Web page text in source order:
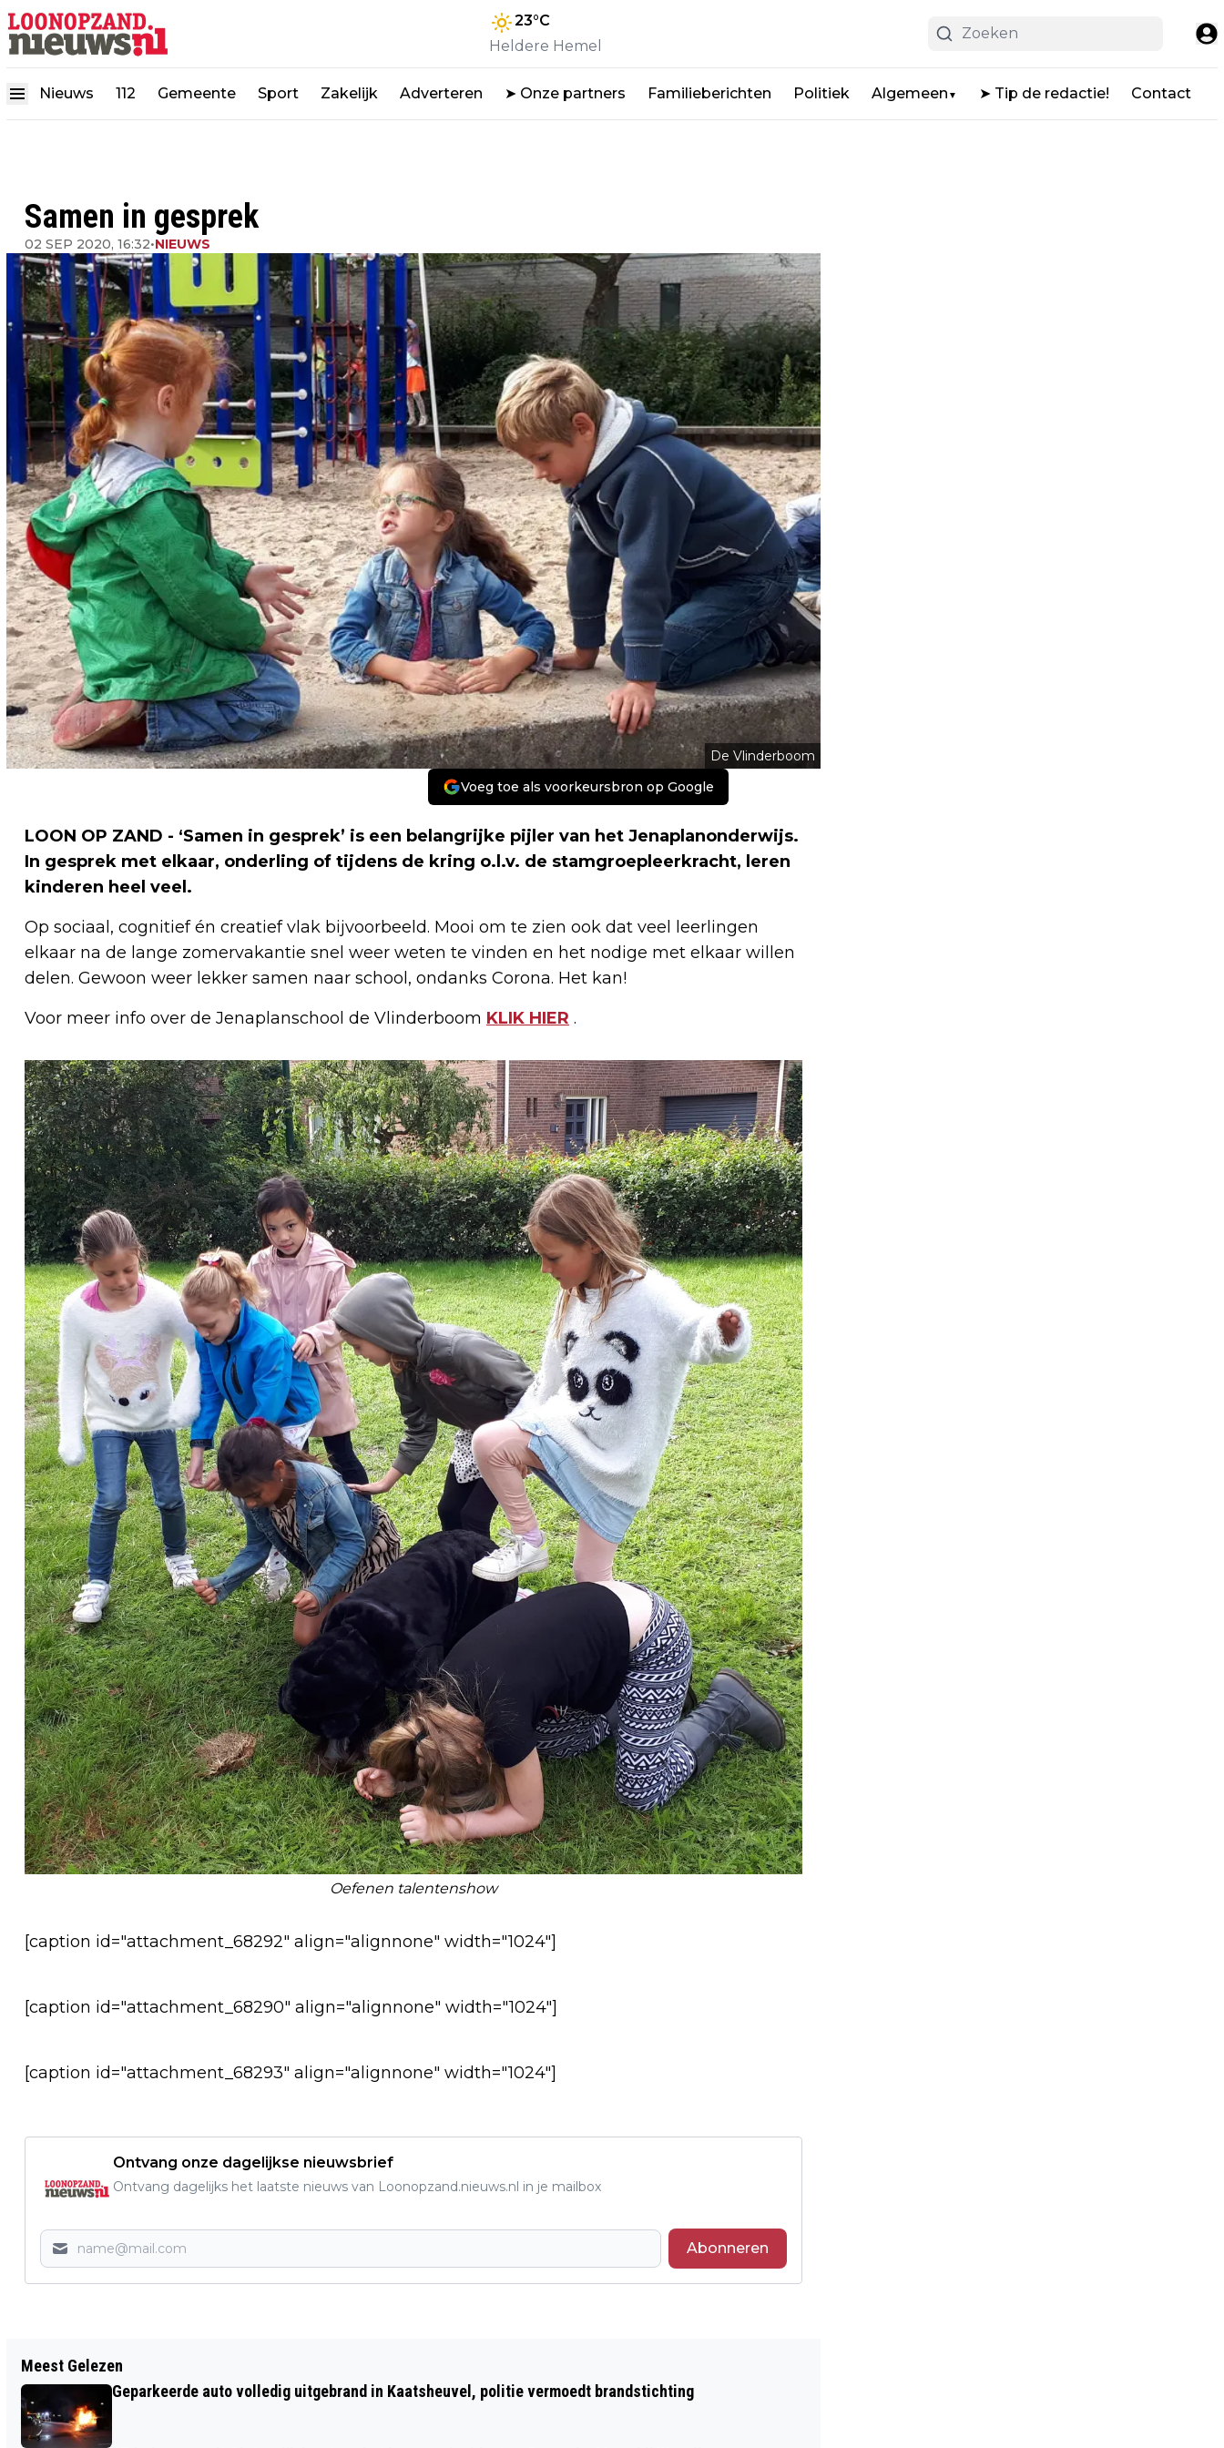
23°C
Heldere Hemel
Nieuws 112 Gemeente Sport Zakelijk Adverteren ➤ Onze partners Familieberichten Politiek Algemeen ▼ ➤ Tip de redactie! Contact
Samen in gesprek
02 SEP 2020, 16:32•NIEUWS
De Vlinderboom
Voeg toe als voorkeursbron op Google
LOON OP ZAND - ‘Samen in gesprek’ is een belangrijke pijler van het Jenaplanonderwijs.
In gesprek met elkaar, onderling of tijdens de kring o.l.v. de stamgroepleerkracht, leren
kinderen heel veel.
Op sociaal, cognitief én creatief vlak bijvoorbeeld. Mooi om te zien ook dat veel leerlingen
elkaar na de lange zomervakantie snel weer weten te vinden en het nodige met elkaar willen
delen. Gewoon weer lekker samen naar school, ondanks Corona. Het kan!
Voor meer info over de Jenaplanschool de Vlinderboom KLIK HIER .
Oefenen talentenshow
[caption id="attachment_68292" align="alignnone" width="1024"]
[caption id="attachment_68290" align="alignnone" width="1024"]
[caption id="attachment_68293" align="alignnone" width="1024"]
Ontvang onze dagelijkse nieuwsbrief
Ontvang dagelijks het laatste nieuws van Loonopzand.nieuws.nl in je mailbox
Abonneren
OPHAALDAGEN KLEIN CHEMISCH AFVAL
WEER OPEN TOT 19.30 UUR
Meest Gelezen
Geparkeerde auto volledig uitgebrand in Kaatsheuvel, politie vermoedt brandstichting